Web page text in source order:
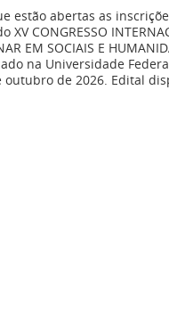
estão abertas as
XV CONGRESSO
EM SOCIAIS E
na Universidade
outubro de 2026. Edital